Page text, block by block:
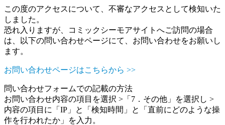
この度のアクセスについて、不審なアクセスとして検知いた
しました。
恐れ入りますが、コミックシーモアサイトへご訪問の場合
は、以下の問い合わせページにて、お問い合わせをお願いし
ます。
お問い合わせページはこちらから >>
問い合わせフォームでの記載の方法
お問い合わせ内容の項目を選択 >「7．その他」を選択し >
内容の項目に「IP」と「検知時間」と「直前にどのような操
作を行われたか」を入力。